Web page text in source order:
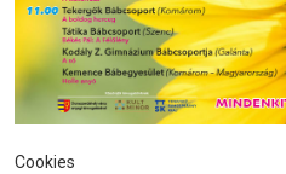
Cookies